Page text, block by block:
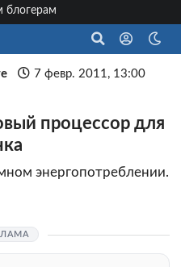
блогерам
7 февр. 2011, 13:00
процессор для
энергопотреблении.